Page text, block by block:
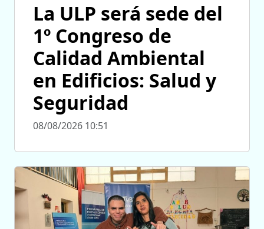
La ULP será sede del
1º Congreso de
Calidad Ambiental
en Edificios: Salud y
Seguridad
08/08/2026 10:51